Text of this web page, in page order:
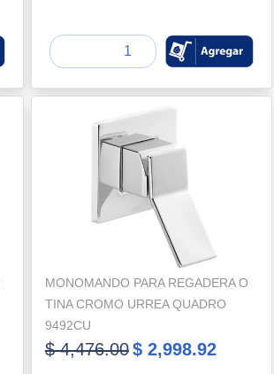
MONOMANDO PARA REGADERA O
TINA CROMO URREA QUADRO
9492CU
$ 4,476.00$ 2,998.92